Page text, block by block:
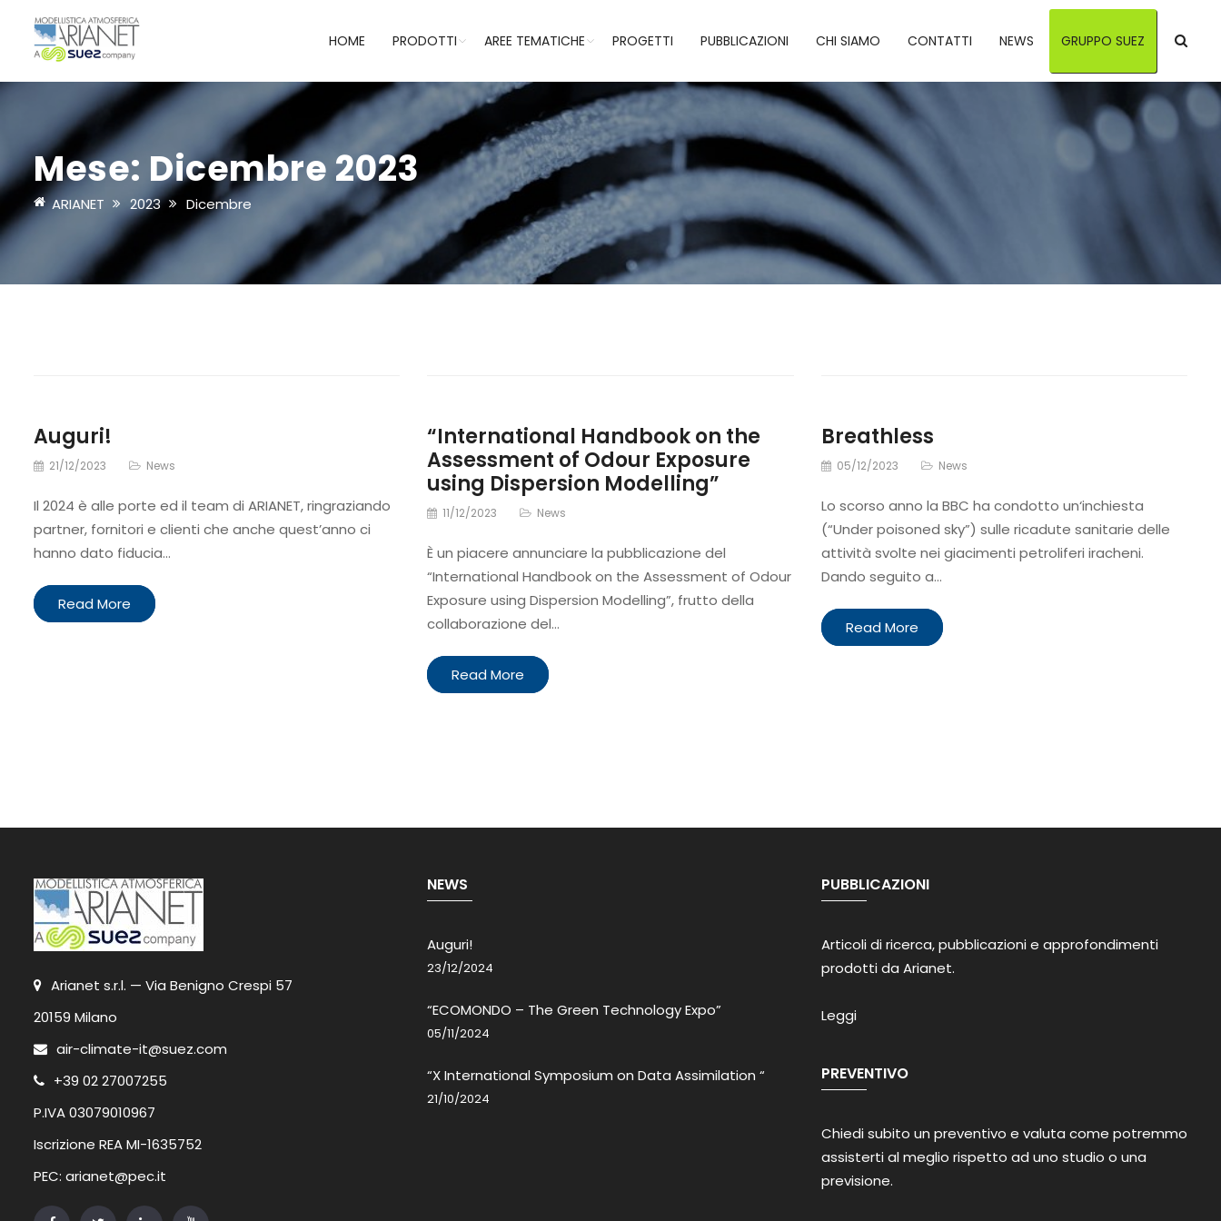
HOME PRODOTTI AREE TEMATICHE PROGETTI PUBBLICAZIONI CHI SIAMO CONTATTI NEWS GRUPPO SUEZ
Mese: Dicembre 2023
ARIANET 2023 Dicembre
Auguri!
21/12/2023 News
Il 2024 è alle porte ed il team di ARIANET, ringraziando
partner, fornitori e clienti che anche quest’anno ci
hanno dato fiducia…
Read More
“International Handbook on the
Assessment of Odour Exposure
using Dispersion Modelling”
11/12/2023 News
È un piacere annunciare la pubblicazione del
“International Handbook on the Assessment of Odour
Exposure using Dispersion Modelling”, frutto della
collaborazione del…
Read More
Breathless
05/12/2023 News
Lo scorso anno la BBC ha condotto un‘inchiesta
(“Under poisoned sky”) sulle ricadute sanitarie delle
attività svolte nei giacimenti petroliferi iracheni.
Dando seguito a…
Read More
Arianet s.r.l. — Via Benigno Crespi 57
20159 Milano
air-climate-it@suez.com
+39 02 27007255
P.IVA 03079010967
Iscrizione REA MI-1635752
PEC: arianet@pec.it
NEWS
Auguri!
23/12/2024
“ECOMONDO – The Green Technology Expo”
05/11/2024
“X International Symposium on Data Assimilation “
21/10/2024
PUBBLICAZIONI
Articoli di ricerca, pubblicazioni e approfondimenti
prodotti da Arianet.
Leggi
PREVENTIVO
Chiedi subito un preventivo e valuta come potremmo
assisterti al meglio rispetto ad uno studio o una
previsione.